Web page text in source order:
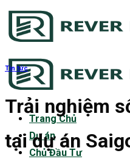
Bỏ
qua
dung
Trang Chủ
Dự án
Chủ Đầu Tư
Tin tức
Trải nghiệm
tại dự án